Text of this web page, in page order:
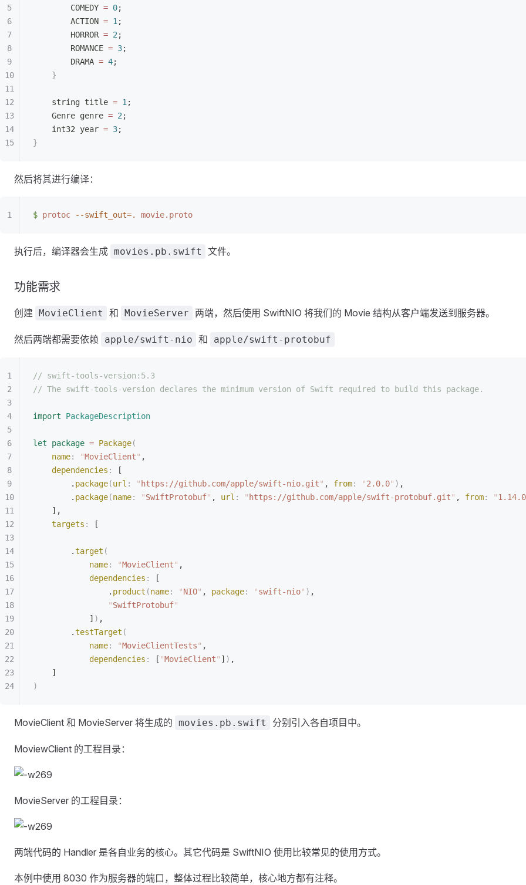
        COMEDY
= 0;
        ACTION
= 1 ;
        HORROR
= 2 ;
        ROMANCE
= 3;
        DRAMA
= 4;
    }
    string title
= 1 ;
    Genre genre
= 2 ;
    int32 year
= 3;
}
然后将其进行编译：
$ protoc --swift_out=. movie.proto
执行后，编译器会生成 movies.pb.swift 文件。
功能需求
创建 MovieClient 和 MovieServer 两端，然后使用 SwiftNIO 将我们的 Movie 结构从客户端发送到服务器。
然后两端都需要依赖 apple/swift-nio 和 apple/swift-protobuf
// swift-tools-version:5.3
// The swift-tools-version declares the minimum version of Swift required to build this package.
import PackageDescription
let package = Package(
    name
: "MovieClient" ,
    dependencies
:
[
        .
package(url : " https://github.com/apple/swift-nio.git" , from: "2.0.0" ) ,
        .
package(name: "SwiftProtobuf" , url : " https://github.com/apple/swift-protobuf.git" , from: "1.14.0
    ],
    targets
: [
        .
target (
            name
: "MovieClient" ,
            dependencies
:
[
                .
product (name: "NIO" , package: "swift-nio" ) ,
                "
SwiftProtobuf"
            ]
) ,
        .
testTarget (
            name
: "MovieClientTests" ,
            dependencies
: [ "MovieClient" ] ) ,
    ]
)
MovieClient 和 MovieServer 将生成的 movies.pb.swift 分别引入各自项目中。
MoviewClient 的工程目录：
MovieServer 的工程目录：
两端代码的 Handler 是各自业务的核心。其它代码是 SwiftNIO 使用比较常见的使用方式。
本例中使用 8030 作为服务器的端口，整体过程比较简单，核心地方都有注释。